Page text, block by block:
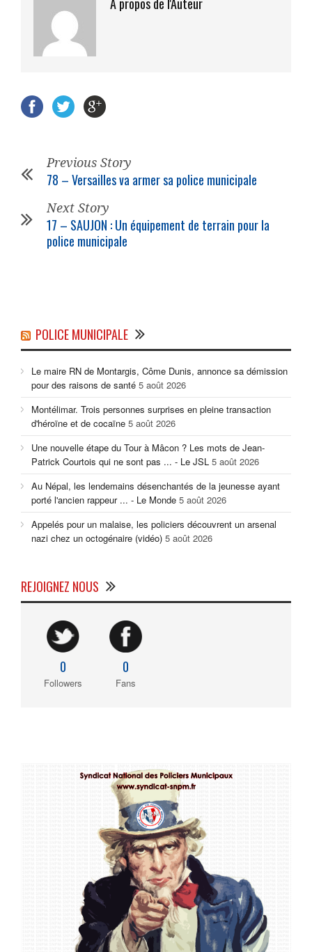
Previous Story
78 – Versailles va armer sa police municipale
Next Story
17 – SAUJON : Un équipement de terrain pour la
police municipale
POLICE MUNICIPALE
Le maire RN de Montargis, Côme Dunis, annonce sa démission
pour des raisons de santé 5 août 2026
Montélimar. Trois personnes surprises en pleine transaction
d'héroïne et de cocaïne 5 août 2026
Une nouvelle étape du Tour à Mâcon ? Les mots de Jean-
Patrick Courtois qui ne sont pas ... - Le JSL 5 août 2026
Au Népal, les lendemains désenchantés de la jeunesse ayant
porté l'ancien rappeur ... - Le Monde 5 août 2026
Appelés pour un malaise, les policiers découvrent un arsenal
nazi chez un octogénaire (vidéo) 5 août 2026
REJOIGNEZ NOUS
0
Followers
0
Fans